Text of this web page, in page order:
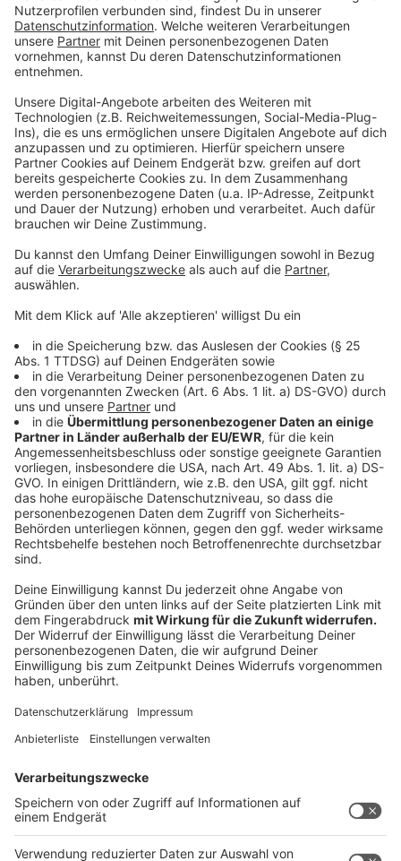
Moers so beliebt sind, bestätigt er die Aussage der
Enni: "Das liegt zum einen bestimmt an dem
Pflegestandard, der auf den Friedhöfen herrscht. Aber
auch an der Vielzahl der Bestattungsmöglichkeiten,
wobei das klassische Grab in den letzten Jahren in
Moers auch immer noch sehr gefragt ist." Generell
nehmen Urnenbestattungen aber zu, in 2023 machten
sie schon über 70 Prozent aus.
Anzeige
©picture alliance/dpa | Sven Hoppe
Melanie aus Moers: "Mutter wollte hier
bestattet werden"
Anzeige
Auf dem Friedhof treffen wir auch Melanie, die Blumen
zum Grab ihrer Mutter gebracht hat. Sie sagt uns:
"Meine Mutter ist in Moers aufgewachsen, gewohnt
hat sie aber in Duisburg. Aber für uns war klar, dass wir
sie dort bestatten möchten, wo sie aufgewachsen ist.
Ich mag, dass der Friedhof so naturbelassen ist,
teilweise sogar ein bisschen verwildert, was ihn so
besonders macht."
Autoren: Joachim Schultheis & Nina Tenhaef
Anzeige